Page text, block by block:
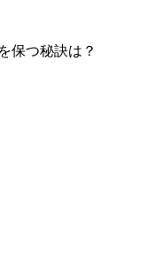
保つ秘訣は？